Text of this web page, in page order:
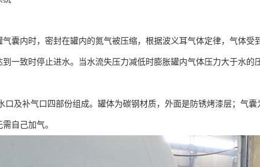
气囊内时，密封在罐内的氮气被压缩，根据波义耳气体定律，气体受
一致时停止进水。当水流失压力减低时膨胀罐内气体压力大于水的
口及补气口四部份组成。罐体为碳钢材质，外面是防锈烤漆层；气囊
自己加气。